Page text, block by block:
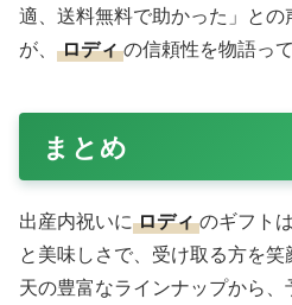
適、送料無料で助かった」と
が、
ロディの信頼性を物語って
まとめ
出産内祝いに ロディのギフト
と美味しさで、受け取る方を
天の豊富なラインナップから